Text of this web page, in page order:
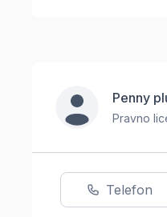
Penny
Pravno
Telefon